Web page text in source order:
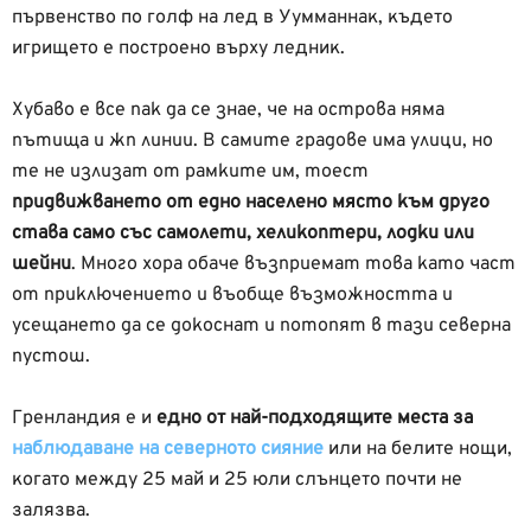
първенство по голф на лед в Уумманнак, където
игрището е построено върху ледник.
Хубаво е все пак да се знае, че на острова няма
пътища и жп линии. В самите градове има улици, но
те не излизат от рамките им, тоест
придвижването от едно населено място към друго
става само със самолети, хеликоптери, лодки или
шейни. Много хора обаче възприемат това като част
от приключението и въобще възможността и
усещането да се докоснат и потопят в тази северна
пустош.
Гренландия е и едно от най-подходящите места за
наблюдаване на северното сияние или на белите нощи,
когато между 25 май и 25 юли слънцето почти не
залязва.